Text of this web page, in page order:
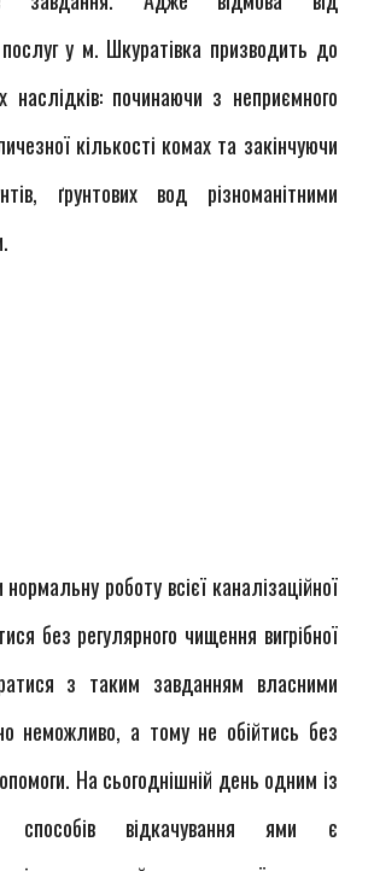
послуг у м. Шкуратівка призводить до
наслідків: починаючи з неприємного
кількості комах та закінчуючи
ґрунтових вод різноманітними
роботу всієї каналізаційної
без регулярного чищення вигрібної
з таким завданням власними
неможливо, а тому не обійтись без
На сьогоднішній день одним із
способів відкачування ями є